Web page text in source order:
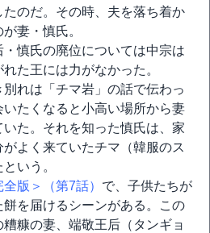
のだ。その時、夫を落ち着か
妻・慎氏。
慎氏の廃位については中宗は
た王には力がなかった。
れは「チマ岩」の話で伝わっ
たくなると小高い場所から妻
た。それを知った慎氏は、家
よく来ていたチマ（韓服のス
いう。
全版＞（第7話） で、子供たちが
を届けるシーンがある。この
糠の妻、端敬王后（タンギョ